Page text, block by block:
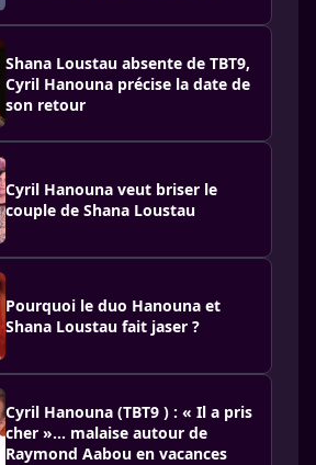
Shana Loustau absente de TBT9,
Cyril Hanouna précise la date de
son retour
Cyril Hanouna veut briser le
couple de Shana Loustau
Pourquoi le duo Hanouna et
Shana Loustau fait jaser ?
Cyril Hanouna (TBT9 ) : « Il a pris
cher »… malaise autour de
Raymond Aabou en vacances